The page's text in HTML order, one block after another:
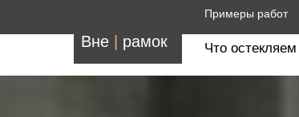
Вне рамок
Примеры работ
Что остекляем